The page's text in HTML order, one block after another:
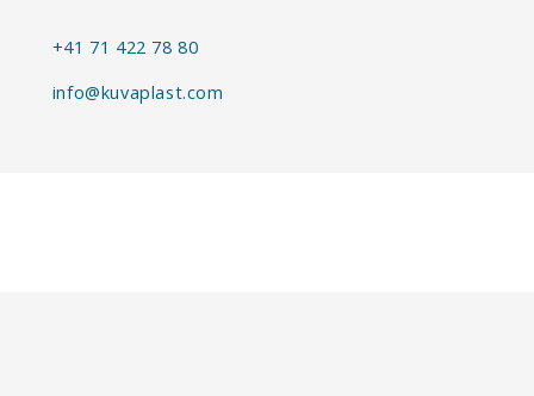
+41 71 422 78 80
info@kuvaplast.com